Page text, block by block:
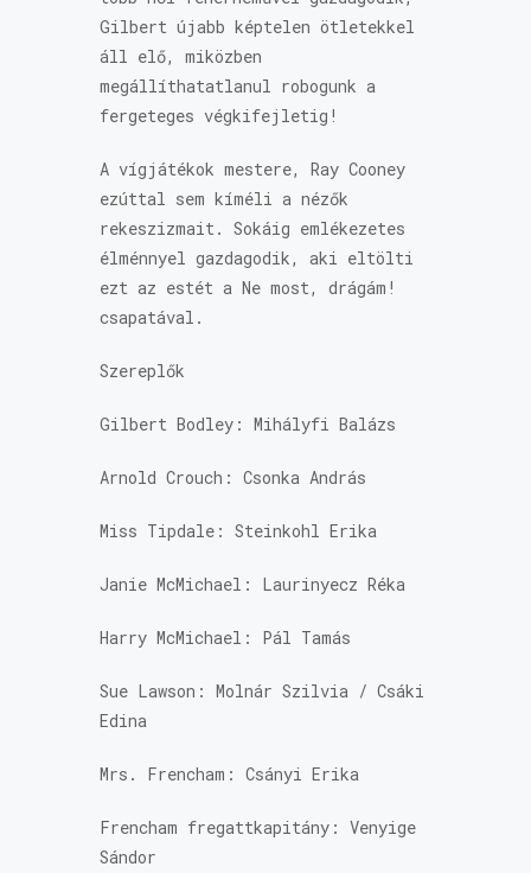
Gilbert újabb képtelen ötletekkel
áll elő, miközben
megállíthatatlanul robogunk a
fergeteges végkifejletig!
A vígjátékok mestere, Ray Cooney
ezúttal sem kíméli a nézők
rekeszizmait. Sokáig emlékezetes
élménnyel gazdagodik, aki eltölti
ezt az estét a Ne most, drágám!
csapatával.
Szereplők
Gilbert Bodley: Mihályfi Balázs
Arnold Crouch: Csonka András
Miss Tipdale: Steinkohl Erika
Janie McMichael: Laurinyecz Réka
Harry McMichael: Pál Tamás
Sue Lawson: Molnár Szilvia / Csáki
Edina
Mrs. Frencham: Csányi Erika
Frencham fregattkapitány: Venyige
Sándor